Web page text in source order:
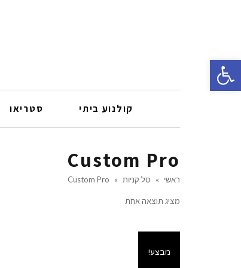
קולנוע ביתי סטריאו
Custom Pro
ראשי » סל קניות »
Custom Pro
מציג תוצאה אחת
מבצע!
פתח סרגל נגישות